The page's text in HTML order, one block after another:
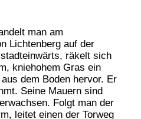
man am
Lichtenberg auf der
räkelt sich
kniehohem Gras ein
dem Boden hervor. Er
Seine Mauern sind
Folgt man der
leitet einen der Torweg